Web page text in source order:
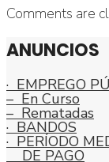
Comments are
ANUNCIOS
· EMPREGO
– En Curso
– Rematadas
· BANDOS
· PERÍODO
DE PAGO